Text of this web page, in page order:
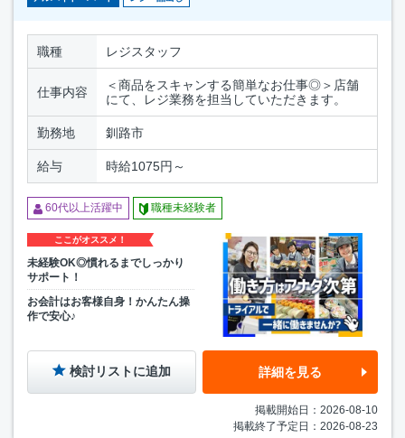
職種 レジスタッフ
仕事内容
＜商品をスキャンする簡単なお仕事◎＞店舗
にて、レジ業務を担当していただきます。
勤務地 釧路市
給与 時給1075円～
60代以上活躍中 職種未経験者
ここがオススメ！
未経験OK◎慣れるまでしっかり
サポート！
お会計はお客様自身！かんたん操
作で安心♪
検討リストに追加 詳細を見る
掲載開始日：2026-08-10
掲載終了予定日：2026-08-23